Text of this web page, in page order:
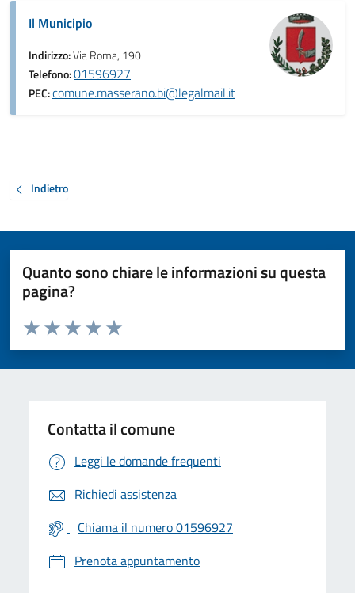
Il Municipio
Indirizzo:Via Roma, 190
Telefono:01596927
PEC:comune.masserano.bi@legalmail.it
Indietro
Quanto sono chiare le informazioni su questa
pagina?
Valuta da 1 a 5 stelle la pagina
Valuta 5 stelle su 5
Valuta 4 stelle su 5
Valuta 3 stelle su 5
Valuta 2 stelle su 5
Valuta 1 stelle su 5
Contatta il comune
Leggi le domande frequenti
Richiedi assistenza
Chiama il numero 01596927
Prenota appuntamento